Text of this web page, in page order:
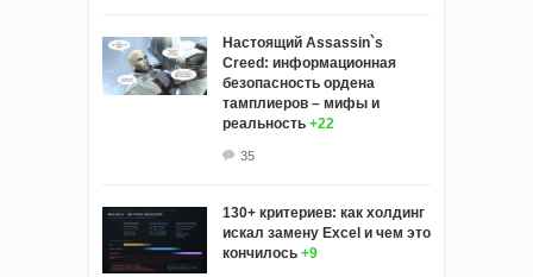
Настоящий Assassin`s
Creed: информационная
безопасность ордена
тамплиеров – мифы и
реальность +22
35
130+ критериев: как холдинг
искал замену Excel и чем это
кончилось +9